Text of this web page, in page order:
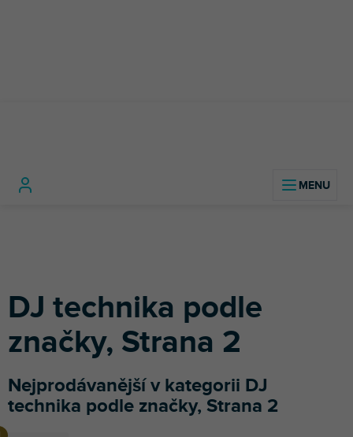
DJ technika podle
značky, Strana 2
Nejprodávanější v kategorii DJ
technika podle značky, Strana 2